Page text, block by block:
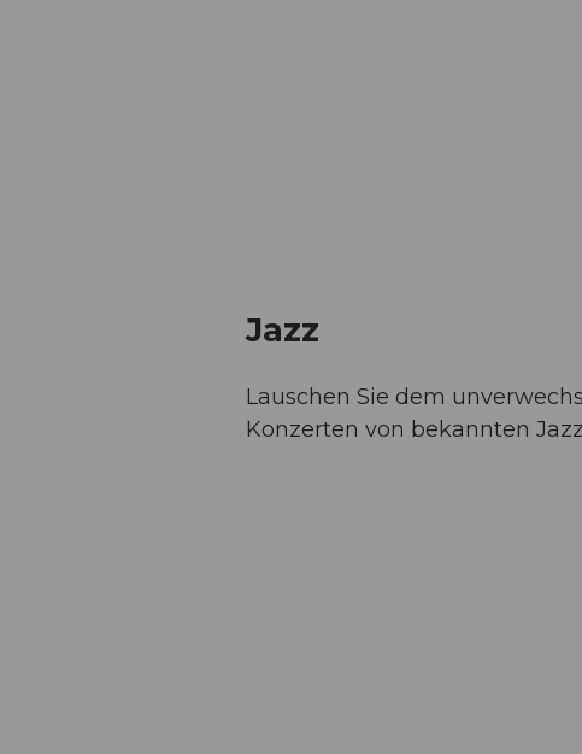
Jazz
Lauschen Sie dem
Konzerten von bekannten